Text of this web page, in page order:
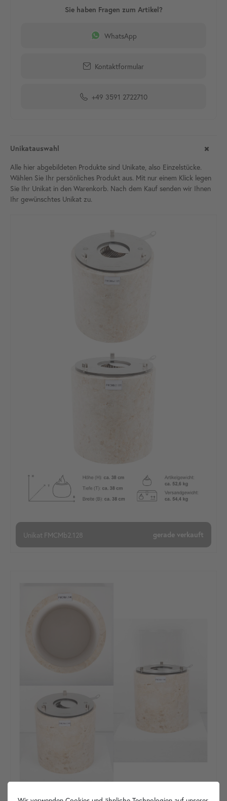
WhatsApp
Kontaktformular
+49 3591 2722710
Unikatauswahl
Alle hier abgebildeten Produkte sind Unikate, also Einzelstücke.
Wählen Sie Ihr persönliches Produkt aus. Mit nur einem Klick legen
Sie Ihr Unikat in den Warenkorb. Nach dem Kauf senden wir Ihnen
Ihr gewünschtes Unikat zu.
Unikat FMCMb2.128 gerade verkauft